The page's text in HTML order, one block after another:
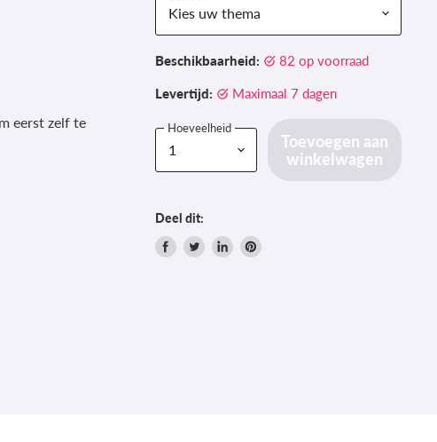
eerst zelf te
Beschikbaarheid: 82 op voorraad
Levertijd: Maximaal 7 dagen
Hoeveelheid
Toevoegen aan
winkelwagen
Deel dit:
Delen TweetDeel
Pin